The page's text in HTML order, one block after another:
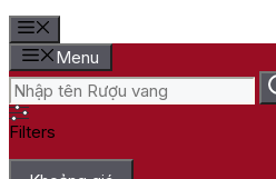
Menu
Filters